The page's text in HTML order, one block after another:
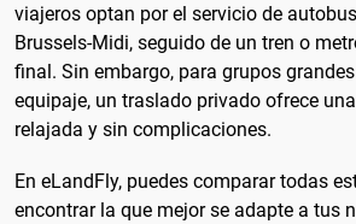
viajeros optan por el servicio de
Brussels-Midi, seguido de un tren o
final. Sin embargo, para grupos
equipaje, un traslado privado ofrece
relajada y sin complicaciones.
En eLandFly, puedes comparar todas
encontrar la que mejor se adapte a tus